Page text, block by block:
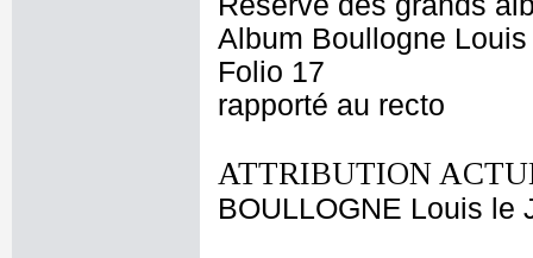
Album Boullogne
Folio 17
rapporté au recto
ATTRIBUTION
BOULLOGNE Louis le